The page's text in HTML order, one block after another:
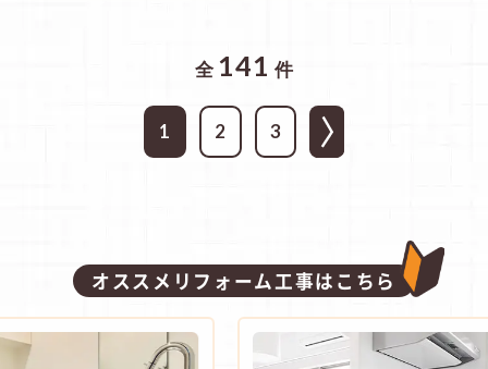
全 141 件
1 2 3
オススメリフォーム工事はこちら